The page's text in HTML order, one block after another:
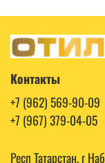
Контакты
+7 (962) 569-90-09
+7 (967) 379-04-05
Респ Татарстан, г